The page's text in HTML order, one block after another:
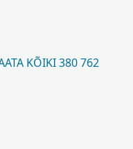
KÕIKI 380 762